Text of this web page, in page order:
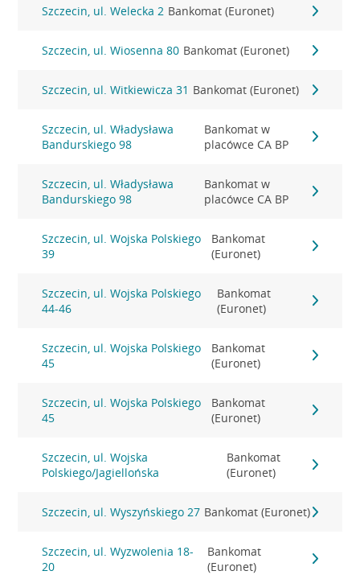
Szczecin, ul. Welecka 2 Bankomat (Euronet)
Szczecin, ul. Wiosenna 80 Bankomat (Euronet)
Szczecin, ul. Witkiewicza 31 Bankomat (Euronet)
Szczecin, ul. Władysława
Bandurskiego 98
Bankomat w
placówce CA BP
Szczecin, ul. Władysława
Bandurskiego 98
Bankomat w
placówce CA BP
Szczecin, ul. Wojska Polskiego
39
Bankomat
(Euronet)
Szczecin, ul. Wojska Polskiego
44-46
Bankomat
(Euronet)
Szczecin, ul. Wojska Polskiego
45
Bankomat
(Euronet)
Szczecin, ul. Wojska Polskiego
45
Bankomat
(Euronet)
Szczecin, ul. Wojska
Polskiego/Jagiellońska
Bankomat
(Euronet)
Szczecin, ul. Wyszyńskiego 27 Bankomat (Euronet)
Szczecin, ul. Wyzwolenia 18-
20
Bankomat
(Euronet)